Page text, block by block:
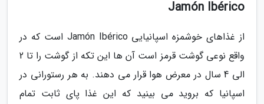
Jamón Ibérico
از غذاهای خوشمزه اسپانیایی Jamón Ibérico است که در
واقع نوعی گوشت قرمز است آن ها این تکه از گوشت را تا 2
الی 4 سال در معرض هوا قرار می دهند. به هر رستورانی در
اسپانیا که بروید می بینید که این غذا پای ثابت تمام